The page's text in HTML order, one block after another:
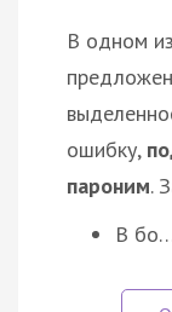
В одном
ошибку,
пароним.
В